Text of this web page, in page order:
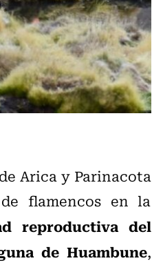
Arica y Parinacota
flamencos en la
reproductiva del
de Huambune,